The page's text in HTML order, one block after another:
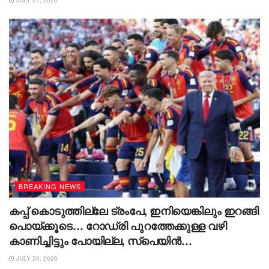
ഗീകരിക്കാതെ മെസിയും സംഘവും
പുറത്തെടുത്തത് നാണംകെട്ട പെരുമാറ്റം
BREAKING NEWS
കപ്പ് കൊടുത്തില്ലേ ട്രംപേ, ഇനിയെങ്കിലും ഇറങ്ങി
പൊയ്ക്കൂടെ… റോഡ്രി പുറത്തേക്കുള്ള വഴി
കാണിച്ചിട്ടും പോയില്ല, സ്പെയിൻ
വിജയാഘോഷത്തിലേക്ക് കടന്നുകയറാൻ ശ്രമിച്ച്
JULY 20, 2026